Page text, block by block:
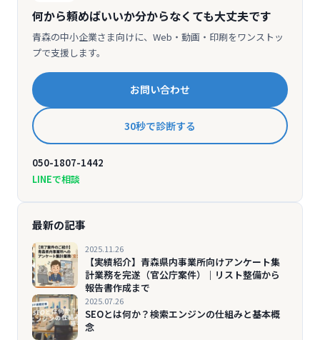
何から頼めばいいか分からなくても大丈夫です
青森の中小企業さま向けに、Web・動画・印刷をワンストッ
プで支援します。
お問い合わせ
30秒で診断する
050-1807-1442
LINEで相談
最新の記事
2025.11.26
【実績紹介】青森県内事業所向けアンケート集
計業務を完遂（官公庁案件）｜リスト整備から
報告書作成まで
2025.07.26
SEOとは何か？検索エンジンの仕組みと基本概
念